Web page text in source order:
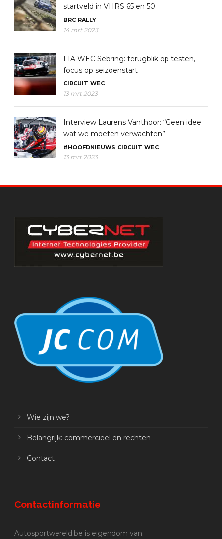
startveld in VHRS 65 en 50
BRC RALLY
14 mrt 2023
FIA WEC Sebring: terugblik op testen,
focus op seizoenstart
CIRCUIT WEC
13 mrt 2023
Interview Laurens Vanthoor: “Geen idee
wat we moeten verwachten”
#HOOFDNIEUWS CIRCUIT WEC
13 mrt 2023
Wie zijn we?
Belangrijk: commercieel en rechten
Contact
Contactinformatie
Autosportwereld.be is eigendom van: